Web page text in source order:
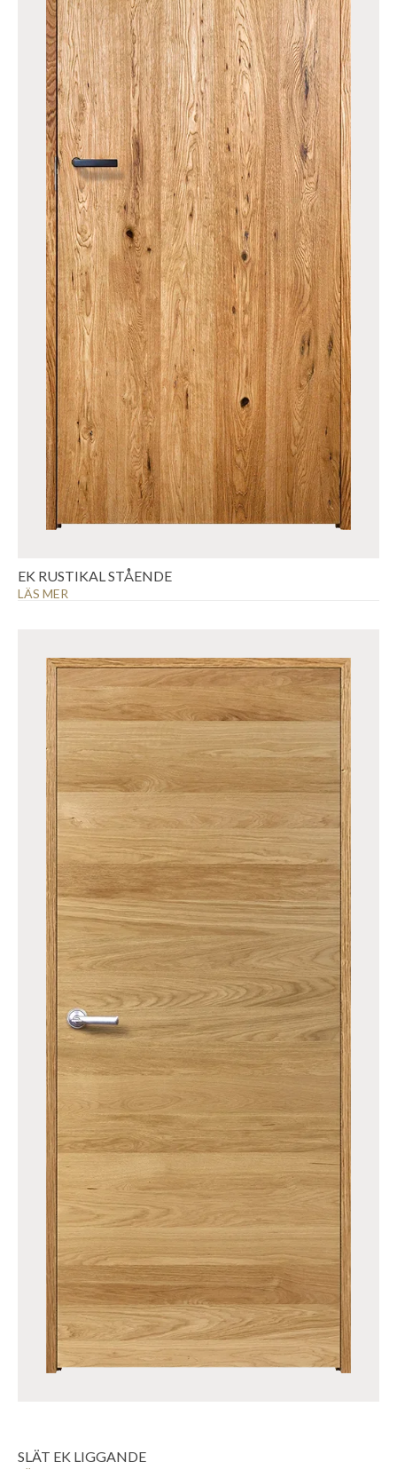
EK RUSTIKAL STÅENDE
LÄS MER
SLÄT EK LIGGANDE